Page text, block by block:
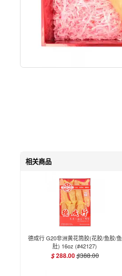
相关商品
德成行 G20非洲黄花筒胶(花胶/鱼胶/鱼
肚) 16oz (#42127)
$288.00$388.00